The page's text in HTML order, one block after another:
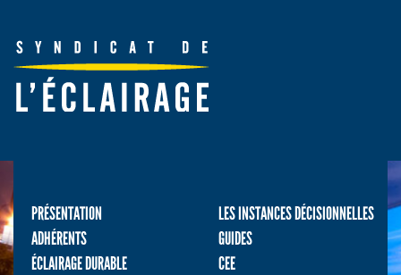
PRÉSENTATION
LES INSTANCES DÉCISIONNELLES
ADHÉRENTS
GUIDES
ÉCLAIRAGE DURABLE
CEE